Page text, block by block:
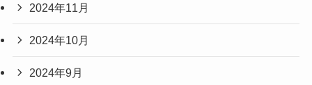
2024年11月
2024年10月
2024年9月